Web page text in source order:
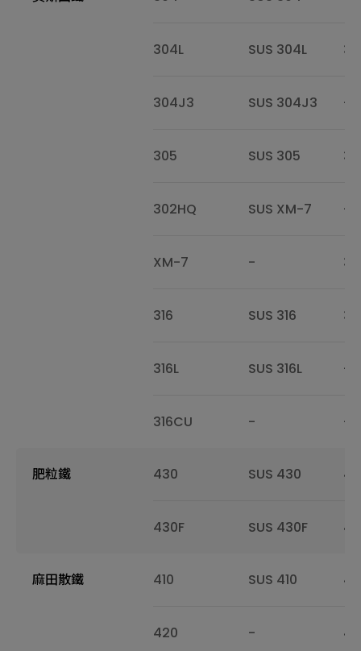
304L SUS 304L
304J3 SUS 304J3 -
305 SUS 305
302HQ SUS XM-7 -
XM-7 -
316 SUS 316
316L SUS 316L -
316CU - -
肥粒鐵 430 SUS 430
430F SUS 430F
麻田散鐵 410 SUS 410
420 -